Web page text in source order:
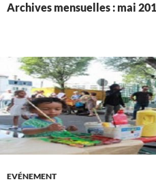
Archives mensuelles : mai
EVÉNEMENT